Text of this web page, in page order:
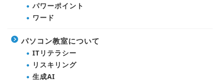
パワーポイント
ワード
パソコン教室について
ITリテラシー
リスキリング
生成AI